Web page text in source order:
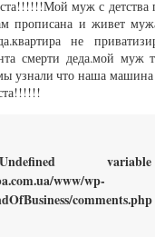
муж с детства
прописана и живет
не
смерти деда.мой
узнали что наша машина
www/wp-
comments.php